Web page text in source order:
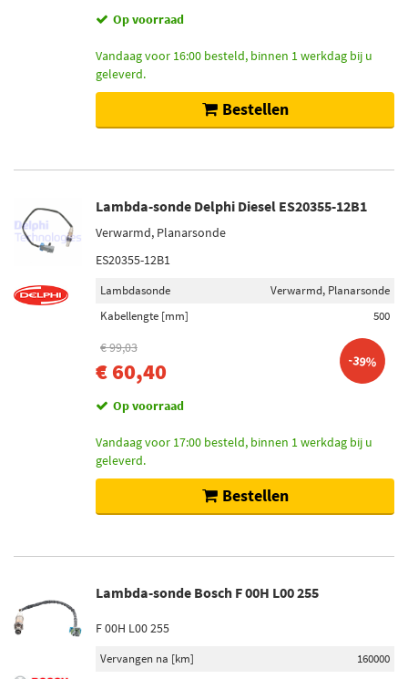
Op voorraad
Vandaag voor 16:00 besteld, binnen 1 werkdag bij u
geleverd.
Bestellen
Lambda-sonde Delphi Diesel ES20355-12B1
Verwarmd, Planarsonde
ES20355-12B1
Lambdasonde
Verwarmd, Planarsonde
Kabellengte [mm]
500
€ 99,03
€ 60,40 -39%
Op voorraad
Vandaag voor 17:00 besteld, binnen 1 werkdag bij u
geleverd.
Bestellen
Lambda-sonde Bosch F 00H L00 255
F 00H L00 255
Vervangen na [km]
160000